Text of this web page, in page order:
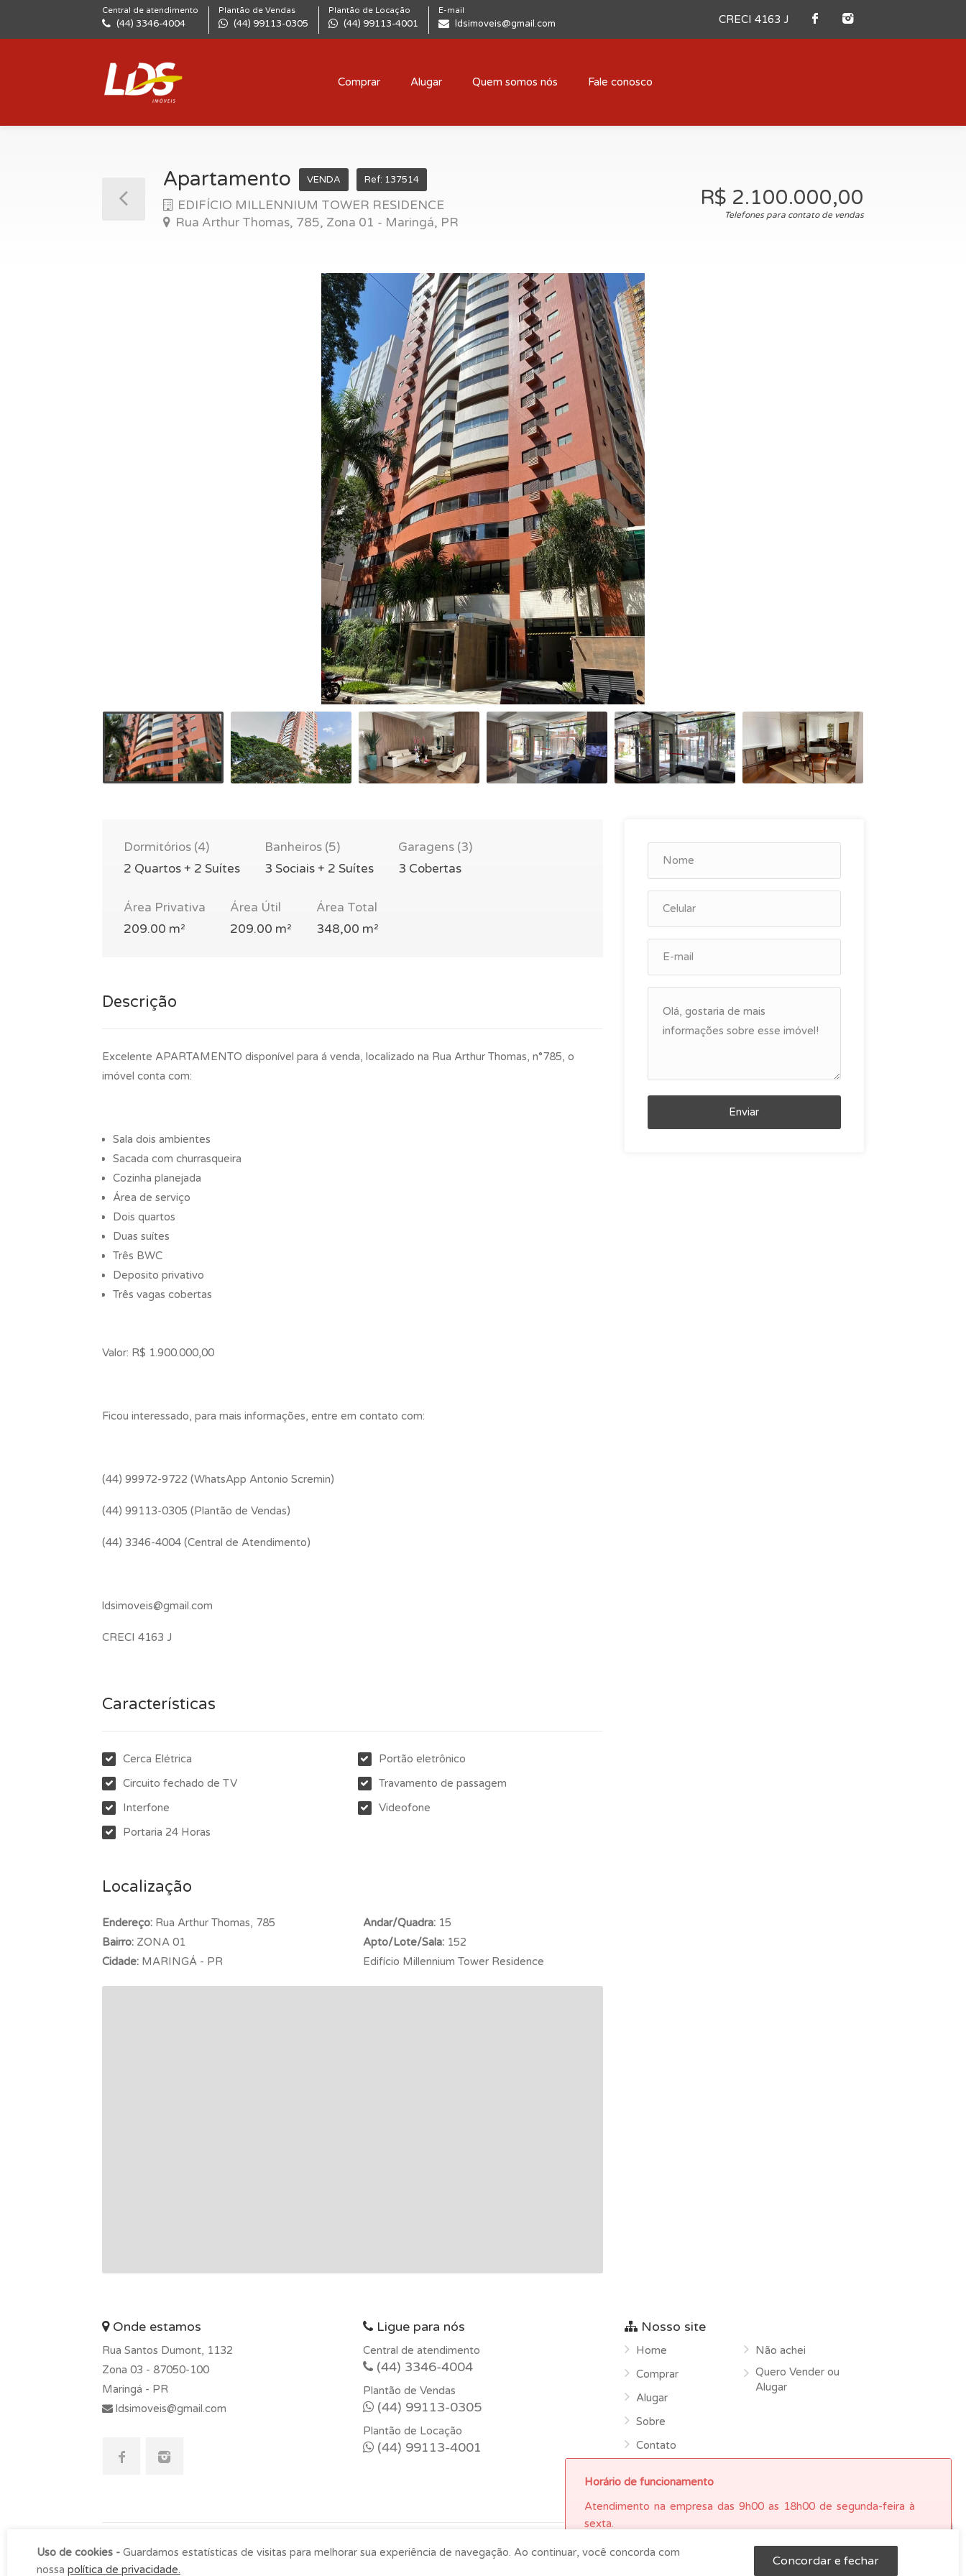
Central de atendimento
(44) 3346-4004
Plantão de Vendas
(44) 99113-0305
Plantão de Locação
(44) 99113-4001
E-mail
ldsimoveis@gmail.com CRECI 4163 J
Comprar Alugar Quem somos nós Fale conosco
Apartamento VENDA Ref: 137514
EDIFÍCIO MILLENNIUM TOWER RESIDENCE
Rua Arthur Thomas, 785, Zona 01 - Maringá, PR
R$ 2.100.000,00
Telefones para contato de vendas
Dormitórios (4)
2 Quartos + 2 Suítes
Banheiros (5)
3 Sociais + 2 Suítes
Garagens (3)
3 Cobertas
Área Privativa
209.00 m²
Área Útil
209.00 m²
Área Total
348,00 m²
Descrição
Excelente APARTAMENTO disponível para á venda, localizado na Rua Arthur Thomas, n°785, o
imóvel conta com:
Sala dois ambientes
Sacada com churrasqueira
Cozinha planejada
Área de serviço
Dois quartos
Duas suítes
Três BWC
Deposito privativo
Três vagas cobertas
Valor: R$ 1.900.000,00
Ficou interessado, para mais informações, entre em contato com:
(44) 99972-9722 (WhatsApp Antonio Scremin)
(44) 99113-0305 (Plantão de Vendas)
(44) 3346-4004 (Central de Atendimento)
ldsimoveis@gmail.com
CRECI 4163 J
Características
Cerca Elétrica
Circuito fechado de TV
Interfone
Portaria 24 Horas
Portão eletrônico
Travamento de passagem
Videofone
Localização
Endereço: Rua Arthur Thomas, 785
Bairro: ZONA 01
Cidade: MARINGÁ - PR
Andar/Quadra: 15
Apto/Lote/Sala: 152
Edifício Millennium Tower Residence
Enviar
Onde estamos
Rua Santos Dumont, 1132
Zona 03 - 87050-100
Maringá - PR
ldsimoveis@gmail.com
Ligue para nós
Central de atendimento
(44) 3346-4004
Plantão de Vendas
(44) 99113-0305
Plantão de Locação
(44) 99113-4001
Nosso site
Home
Comprar
Alugar
Sobre
Contato
Não achei
Quero Vender ou
Alugar
LDS Imóveis © Copyright 2026 - Imoblist
Uso de cookies - Guardamos estatísticas de visitas para melhorar sua experiência de navegação. Ao continuar, você concorda com
nossa política de privacidade.
Concordar e fechar
Horário de funcionamento
Atendimento na empresa das 9h00 as 18h00 de segunda-feira à
sexta.
OK